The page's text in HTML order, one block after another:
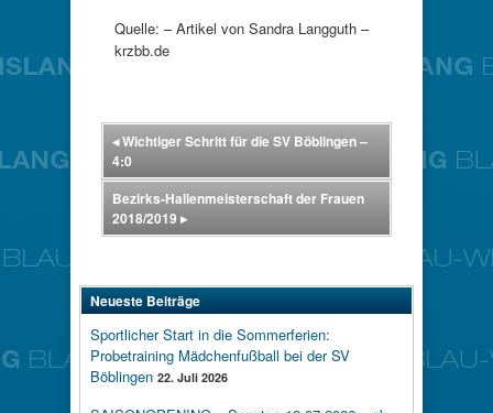
Quelle: – Artikel von Sandra Langguth –
krzbb.de
◂Wichtiger Schritt für die SV Böblingen –
4:0
Bezirks-Hallenmeisterschaft der Frauen
2018/2019 ▸
Neueste Beiträge
Sportlicher Start in die Sommerferien:
Probetraining Mädchenfußball bei der SV
Böblingen 22. Juli 2026